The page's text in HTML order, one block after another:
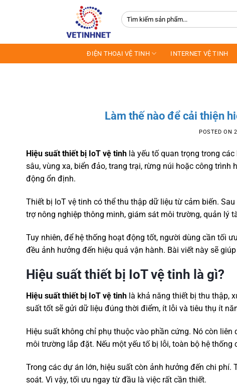
Tìm
kiếm:
ĐIỆN THOẠI VỆ TINH INTERNET VỆ TINH
Làm thế nào để cải thiện
POSTED ON
Hiệu suất thiết bị IoT vệ tinh là yếu tố quan trọng trong
sâu, vùng xa, biển đảo, trang trại, rừng núi hoặc công
động ổn định.
Thiết bị IoT vệ tinh có thể thu thập dữ liệu từ cảm biến.
trợ nông nghiệp thông minh, giám sát môi trường, quản lý
Tuy nhiên, để hệ thống hoạt động tốt, người dùng cần tối
đều ảnh hưởng đến hiệu quả vận hành. Bài viết này sẽ
Hiệu suất thiết bị IoT vệ tinh là gì?
Hiệu suất thiết bị IoT vệ tinh là khả năng thiết bị thu thập,
suất tốt sẽ gửi dữ liệu đúng thời điểm, ít lỗi và tiêu thụ ít
Hiệu suất không chỉ phụ thuộc vào phần cứng. Nó còn
môi trường lắp đặt. Nếu một yếu tố bị lỗi, toàn bộ hệ thống
Trong các dự án lớn, hiệu suất còn ảnh hưởng đến chi
soát. Vì vậy, tối ưu ngay từ đầu là việc rất cần thiết.